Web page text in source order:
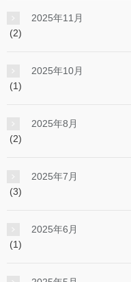
2025年11月
(2)
2025年10月
(1)
2025年8月
(2)
2025年7月
(3)
2025年6月
(1)